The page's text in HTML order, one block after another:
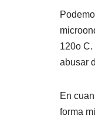
120o
abusar
En
forma